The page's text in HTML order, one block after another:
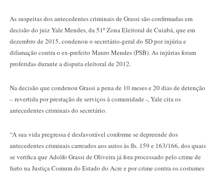
As suspeitas dos antecedentes criminais de Grassi são confirmadas em
decisão do juiz Yale Mendes, da 51ª Zona Eleitoral de Cuiabá, que em
dezembro de 2015, condenou o secretário-geral do SD por injúria e
difamação contra o ex-prefeito Mauro Mendes (PSB). As injúrias foram
proferidas durante a disputa eleitoral de 2012.
Na decisão que condenou Grassi a pena de 10 meses e 20 dias de detenção
– revertida por prestação de serviços à comunidade -, Yale cita os
antecedentes criminais do secretário.
“A sua vida pregressa é desfavorável conforme se depreende dos
antecedentes criminais carreados aos autos às fls. 159 e 163/166, dos quais
se verifica que Adolfo Grassi de Oliveira já fora processado pelo crime de
furto na Justiça Comum do Estado do Acre e por crime contra os costumes